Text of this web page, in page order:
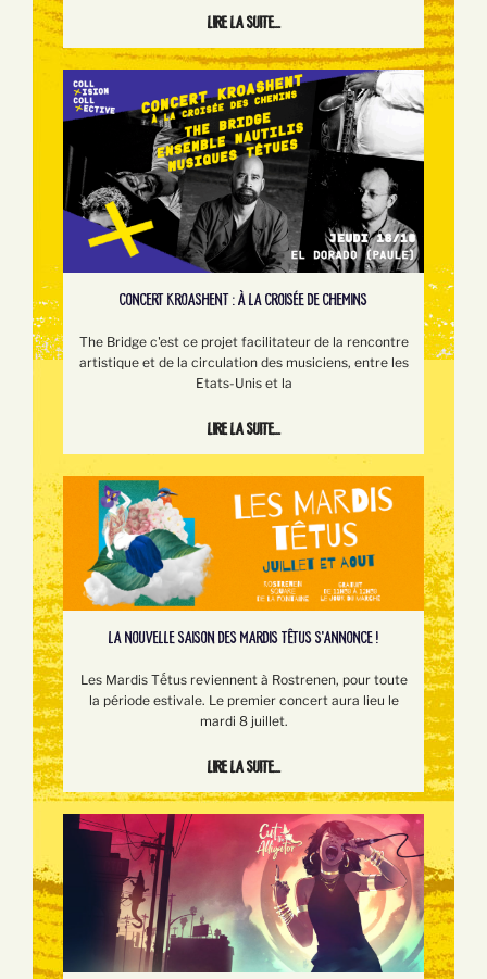
Lire la suite...
CONCERT KROASHENT : À LA CROISÉE DE CHEMINS
The Bridge c'est ce projet facilitateur de la rencontre
artistique et de la circulation des musiciens, entre les
Etats-Unis et la
Lire la suite...
LA NOUVELLE SAISON DES MARDIS TÊTUS S'ANNONCE !
Les Mardis Tếtus reviennent à Rostrenen, pour toute
la période estivale. Le premier concert aura lieu le
mardi 8 juillet.
Lire la suite...